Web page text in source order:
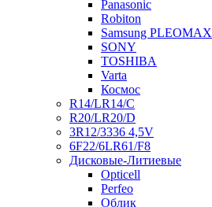
Panasonic
Robiton
Samsung PLEOMAX
SONY
TOSHIBA
Varta
Космос
R14/LR14/C
R20/LR20/D
3R12/3336 4,5V
6F22/6LR61/F8
Дисковые-Литиевые
Opticell
Perfeo
Облик